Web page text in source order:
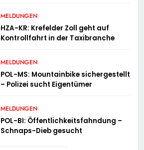
MELDUNGEN
HZA-KR: Krefelder Zoll geht auf
Kontrollfahrt in der Taxibranche
MELDUNGEN
POL-MS: Mountainbike sichergestellt
– Polizei sucht Eigentümer
MELDUNGEN
POL-BI: Öffentlichkeitsfahndung –
Schnaps-Dieb gesucht